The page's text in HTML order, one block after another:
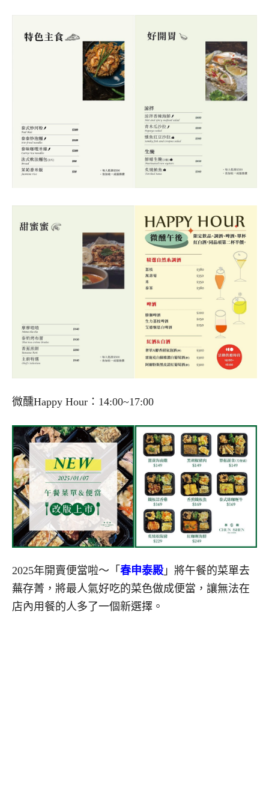
微醺Happy Hour：14:00~17:00
2025年開賣便當啦～「 春申泰殿 」將午餐的菜單去
蕪存菁，將最人氣好吃的菜色做成便當，讓無法在
店內用餐的人多了一個新選擇。